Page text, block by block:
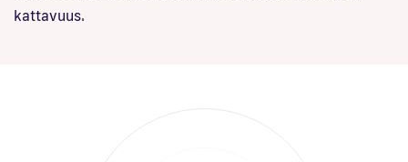
kattavuus.